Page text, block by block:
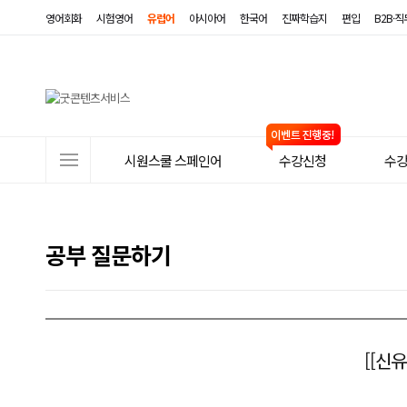
영어회화 시험영어 유럽어 아시아어 한국어 진짜학습지 편입 B2B·
뉴
시원스쿨 스페인어 수강신청 수
공부 질문하기
[[신